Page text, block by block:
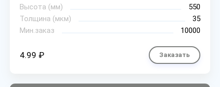
Высота (мм)
550
Толщина (мкм)
35
Мин.заказ
10000
4.99 ₽ Заказать